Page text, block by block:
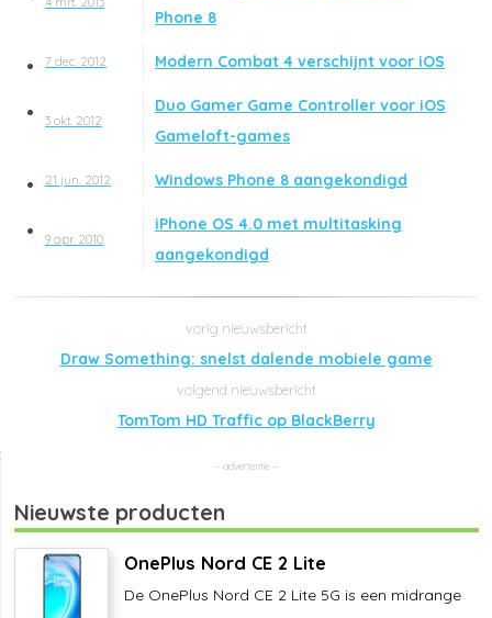
Phone 8
7 dec. 2012 Modern Combat 4 verschijnt voor iOS
3 okt. 2012
Duo Gamer Game Controller voor iOS
Gameloft-games
21 jun. 2012 Windows Phone 8 aangekondigd
9 apr. 2010
iPhone OS 4.0 met multitasking
aangekondigd
Draw Something: snelst dalende mobiele game
TomTom HD Traffic op BlackBerry
Nieuwste producten
OnePlus Nord CE 2 Lite
De OnePlus Nord CE 2 Lite 5G is een midrange